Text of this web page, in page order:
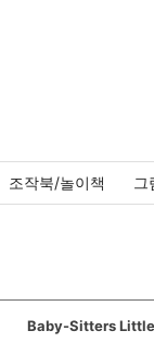
조작북/놀이책 그
Baby-Sitters